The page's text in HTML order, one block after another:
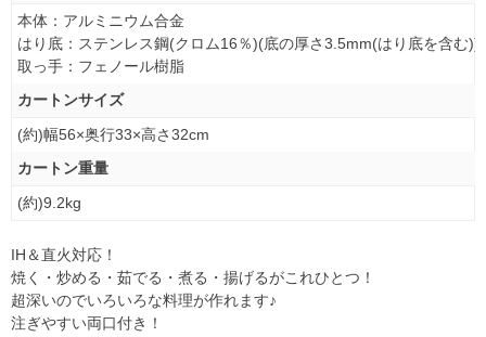
本体：アルミニウム合金
はり底：ステンレス鋼(クロム16％)(底の厚さ3.5mm(はり底を含む))
取っ手：フェノール樹脂
カートンサイズ
(約)幅56×奥行33×高さ32cm
カートン重量
(約)9.2kg
IH＆直火対応！
焼く・炒める・茹でる・煮る・揚げるがこれひとつ！
超深いのでいろいろな料理が作れます♪
注ぎやすい両口付き！